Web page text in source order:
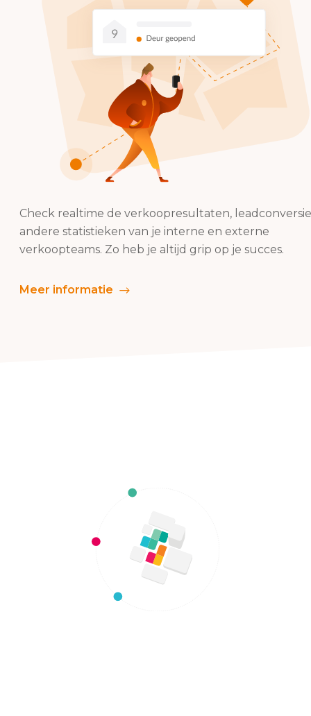
Check realtime de verkoopresultaten, leadconversie
andere statistieken van je interne en externe
verkoopteams. Zo heb je altijd grip op je succes.
Meer informatie